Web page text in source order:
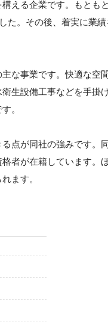
える企業です。もとも
た。その後、着実に業
な事業です。快適な空
生設備工事などを手掛
。
点が同社の強みです。
者が在籍しています。
ます。